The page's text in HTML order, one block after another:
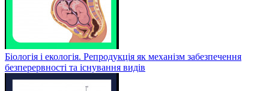
Біологія і екологія. Репродукція як механізм забезпечення
безперервності та існування видів